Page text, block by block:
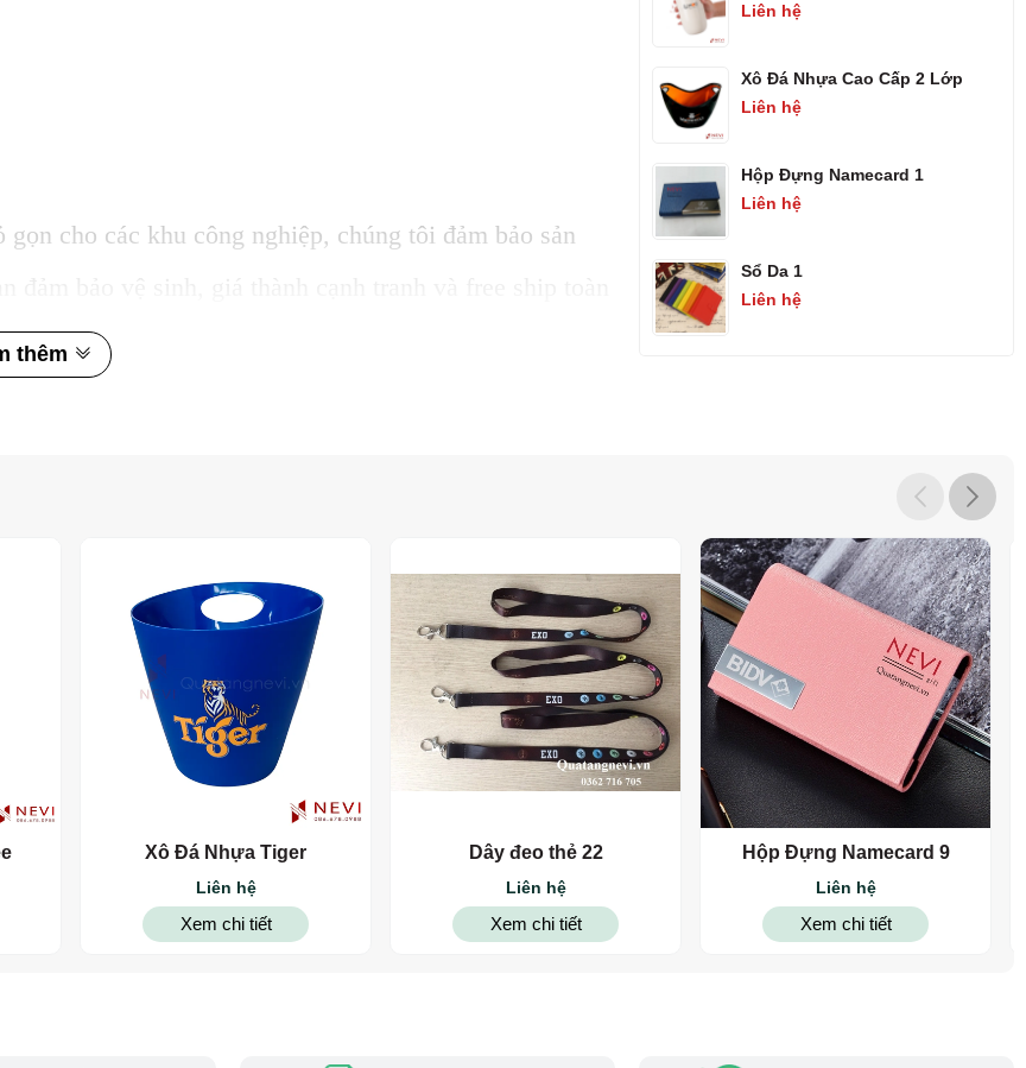
cho các khu công nghiệp, chúng tôi đảm bảo sản
thêm
Liên hệ
Xô Đá Nhựa Cao Cấp 2 Lớp
Liên hệ
Hộp Đựng Namecard 1
Liên hệ
Sổ Da 1
Liên hệ
Xô Đá Nhựa Tiger
Liên hệ
Xem chi tiết
Dây đeo thẻ 22
Liên hệ
Xem chi tiết
Hộp Đựng Namecard 9
Liên hệ
Xem chi tiết